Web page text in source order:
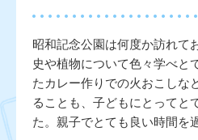
昭和記念公園は何度か訪れて
史や植物について色々学べと
たカレー作りでの火おこしな
ることも、子どもにとってと
た。親子でとても良い時間を